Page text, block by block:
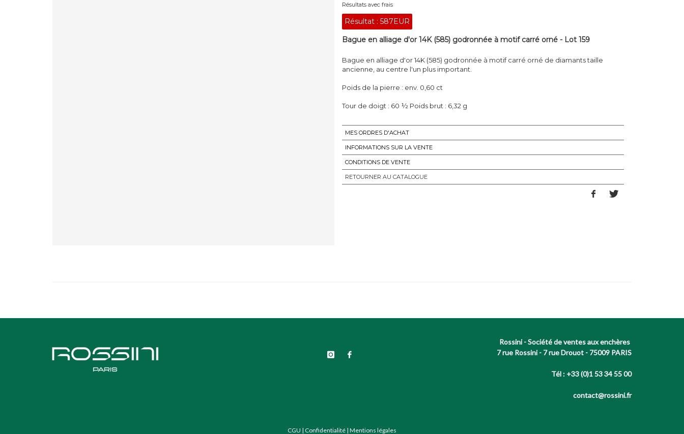
Résultats avec frais
Résultat : 587EUR
Bague en alliage d'or 14K (585) godronnée à motif carré orné - Lot 159
Bague en alliage d'or 14K (585) godronnée à motif carré orné de diamants taille
ancienne, au centre l'un plus important.
Poids de la pierre : env. 0,60 ct
Tour de doigt : 60 ½ Poids brut : 6,32 g
MES ORDRES D'ACHAT
INFORMATIONS SUR LA VENTE
CONDITIONS DE VENTE
RETOURNER AU CATALOGUE
Rossini - Société de ventes aux enchères
7 rue Rossini - 7 rue Drouot - 75009 PARIS
Tél : +33 (0)1 53 34 55 00
contact@rossini.fr
CGU | Confidentialité | Mentions légales